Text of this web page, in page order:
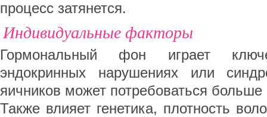
процесс затянется.
Индивидуальные факторы
Гормональный фон играет
эндокринных нарушениях или
яичников может потребоваться больше
Также влияет генетика, плотность